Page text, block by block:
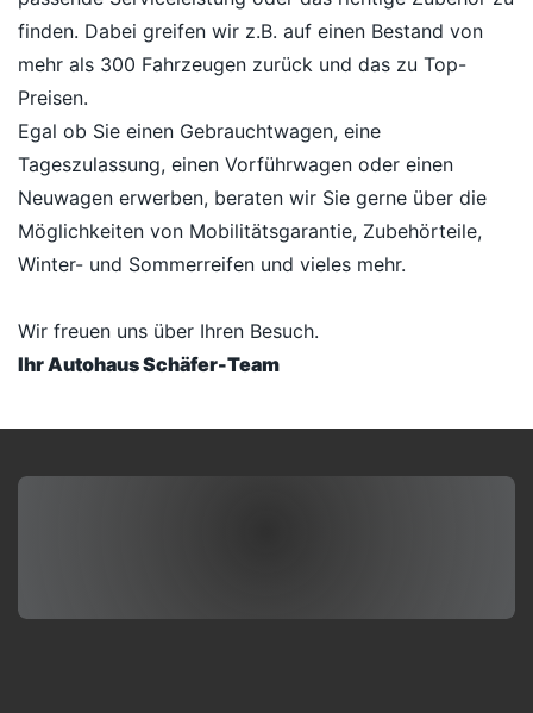
finden. Dabei greifen wir z.B. auf einen Bestand von
mehr als 300 Fahrzeugen zurück und das zu Top-
Preisen.
Egal ob Sie einen Gebrauchtwagen, eine
Tageszulassung, einen Vorführwagen oder einen
Neuwagen erwerben, beraten wir Sie gerne über die
Möglichkeiten von Mobilitätsgarantie, Zubehörteile,
Winter- und Sommerreifen und vieles mehr.
Wir freuen uns über Ihren Besuch.
Ihr Autohaus Schäfer-Team